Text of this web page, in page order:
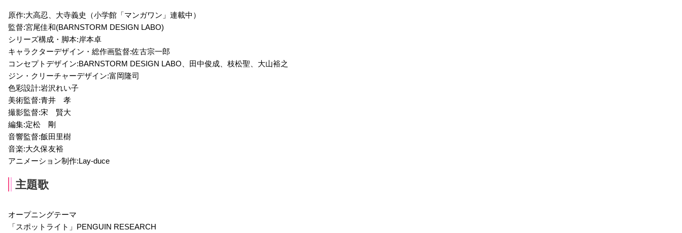
原作:大高忍、大寺義史（小学館「マンガワン」連載中）
監督:宮尾佳和(BARNSTORM DESIGN LABO)
シリーズ構成・脚本:岸本卓
キャラクターデザイン・総作画監督:佐古宗一郎
コンセプトデザイン:BARNSTORM DESIGN LABO、田中俊成、枝松聖、大山裕之
ジン・クリーチャーデザイン:富岡隆司
色彩設計:岩沢れい子
美術監督:青井 孝
撮影監督:宋 賢大
編集:定松 剛
音響監督:飯田里樹
音楽:大久保友裕
アニメーション制作:Lay-duce
主題歌
オープニングテーマ
「スポットライト」PENGUIN RESEARCH